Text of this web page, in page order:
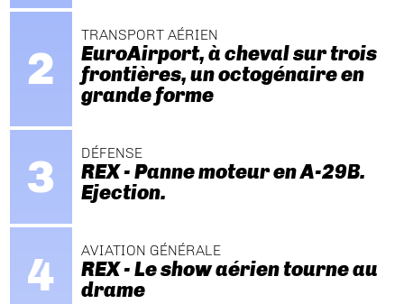
TRANSPORT AÉRIEN
EuroAirport, à cheval sur trois
frontières, un octogénaire en
grande forme
DÉFENSE
REX - Panne moteur en A-29B.
Ejection.
AVIATION GÉNÉRALE
REX - Le show aérien tourne au
drame